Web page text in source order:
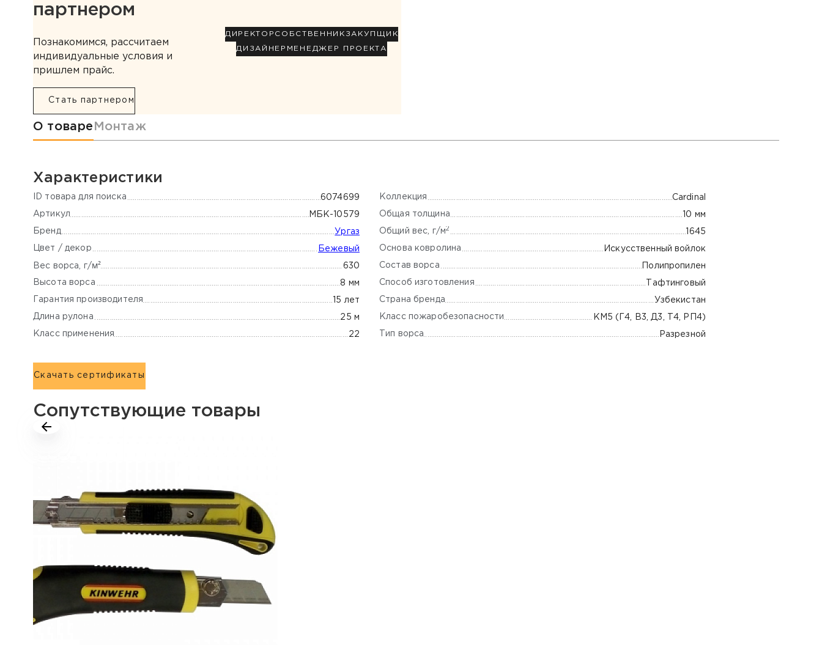
партнером
Познакомимся, рассчитаем
индивидуальные условия и
пришлем прайс.
Стать партнером
ДИРЕКТОР СОБСТВЕННИК ЗАКУПЩИК
ДИЗАЙНЕР МЕНЕДЖЕР ПРОЕКТА
Информация о товаре
О товаре Монтаж
Характеристики
ID товара для поиска 6074699
Артикул МБК-10579
Бренд Ургаз
Цвет / декор Бежевый
Вес ворса, г/м² 630
Высота ворса 8 мм
Гарантия производителя 15 лет
Длина рулона 25 м
Класс применения 22
Коллекция Cardinal
Общая толщина 10 мм
Общий вес, г/м 2 1645
Основа ковролина Искусственный войлок
Состав ворса Полипропилен
Способ изготовления Тафтинговый
Страна бренда Узбекистан
Класс пожаробезопасности КМ5 (Г4, В3, Д3, Т4, РП4)
Тип ворса Разрезной
Скачать сертификаты
Сопутствующие товары